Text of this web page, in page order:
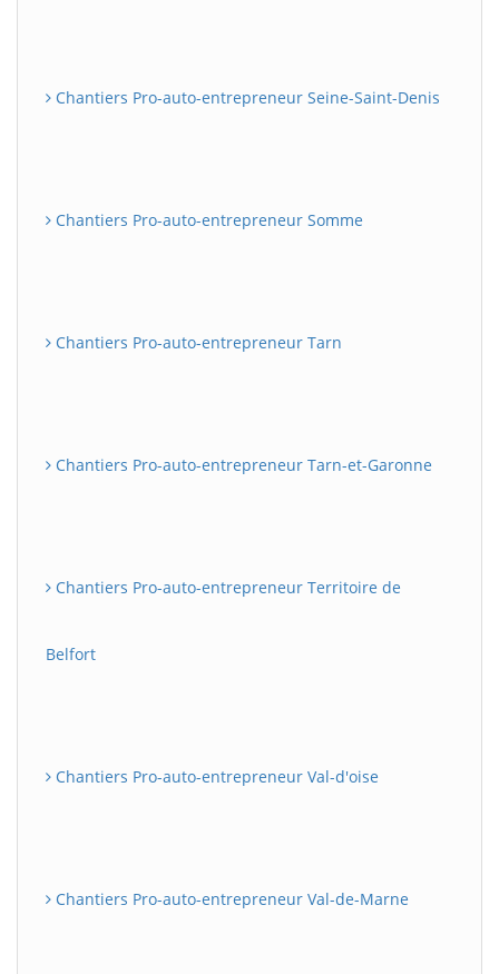
Chantiers Pro-auto-entrepreneur Seine-Saint-Denis
Chantiers Pro-auto-entrepreneur Somme
Chantiers Pro-auto-entrepreneur Tarn
Chantiers Pro-auto-entrepreneur Tarn-et-Garonne
Chantiers Pro-auto-entrepreneur Territoire de
Belfort
Chantiers Pro-auto-entrepreneur Val-d'oise
Chantiers Pro-auto-entrepreneur Val-de-Marne